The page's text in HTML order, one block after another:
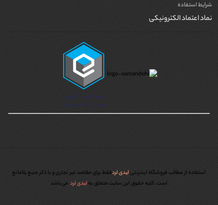
شرایط استفاده
نماد اعتماد الکترونیکی
استفاده از مطالب فروشگاه اینترنتیلیدی لردفقط برای مقاصد غیر تجاری و با ذکر منبع بلامانع
است. کليه حقوق اين سايت متعلق بهلیدی لرد می‌باشد